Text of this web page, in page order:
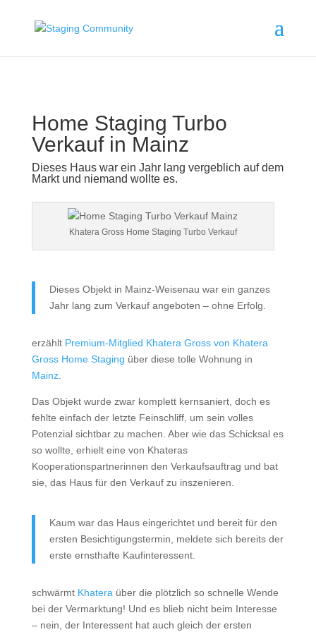
Home Staging Turbo
Verkauf in Mainz
Dieses Haus war ein Jahr lang vergeblich auf dem
Markt und niemand wollte es.
Khatera Gross Home Staging Turbo Verkauf
Dieses Objekt in Mainz-Weisenau war ein ganzes
Jahr lang zum Verkauf angeboten – ohne Erfolg.
erzählt Premium-Mitglied Khatera Gross von Khatera
Gross Home Staging über diese tolle Wohnung in
Mainz.
Das Objekt wurde zwar komplett kernsaniert, doch es
fehlte einfach der letzte Feinschliff, um sein volles
Potenzial sichtbar zu machen. Aber wie das Schicksal es
so wollte, erhielt eine von Khateras
Kooperationspartnerinnen den Verkaufsauftrag und bat
sie, das Haus für den Verkauf zu inszenieren.
Kaum war das Haus eingerichtet und bereit für den
ersten Besichtigungstermin, meldete sich bereits der
erste ernsthafte Kaufinteressent.
schwärmt Khatera über die plötzlich so schnelle Wende
bei der Vermarktung! Und es blieb nicht beim Interesse
– nein, der Interessent hat auch gleich der ersten